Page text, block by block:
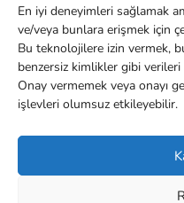
En iyi deneyimleri sağlamak
ve/veya bunlara erişmek için
Bu teknolojilere izin vermek,
benzersiz kimlikler gibi verileri
Onay vermemek veya onayı
işlevleri olumsuz etkileyebilir.
KVKK Aydınlatma Metni
Çerez Politikası